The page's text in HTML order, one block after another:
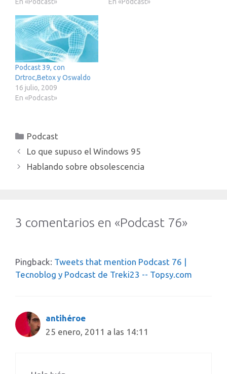
Podcast 39, con
Drtroc,Betox y Oswaldo
16 julio, 2009
En «Podcast»
Categorías
Podcast
Lo que supuso el Windows 95
Hablando sobre obsolescencia
3 comentarios en «Podcast 76»
Pingback: Tweets that mention Podcast 76 |
Tecnoblog y Podcast de Treki23 -- Topsy.com
antihéroe
25 enero, 2011 a las 14:11